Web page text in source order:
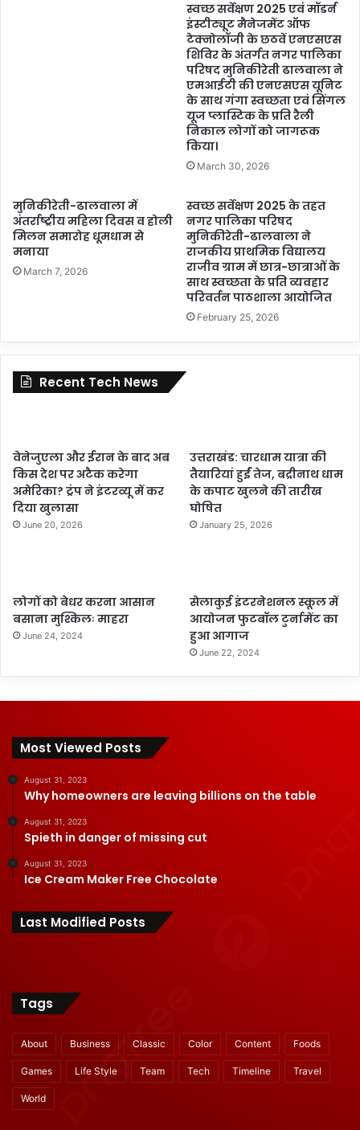
स्वच्छ सर्वेक्षण 2025 एवं मॉडर्न
इंस्टीट्यूट मैनेजमेंट ऑफ
टेक्नोलॉजी के छठवें एनएसएस
शिविर के अंतर्गत नगर पालिका
परिषद मुनिकीरेती ढालवाला ने
एमआईटी की एनएसएस यूनिट
के साथ गंगा स्वच्छता एवं सिंगल
यूज प्लास्टिक के प्रति रैली
निकाल लोगों को जागरूक
किया।
March 30, 2026
मुनिकीरेती-ढालवाला में
अंतर्राष्ट्रीय महिला दिवस व होली
मिलन समारोह धूमधाम से
मनाया
March 7, 2026
स्वच्छ सर्वेक्षण 2025 के तहत
नगर पालिका परिषद
मुनिकीरेती-ढालवाला ने
राजकीय प्राथमिक विद्यालय
राजीव ग्राम में छात्र-छात्राओं के
साथ स्वच्छता के प्रति व्यवहार
परिवर्तन पाठशाला आयोजित
February 25, 2026
Recent Tech News
वेनेजुएला और ईरान के बाद अब
किस देश पर अटैक करेगा
अमेरिका? ट्रंप ने इंटरव्यू में कर
दिया खुलासा
June 20, 2026
उत्तराखंड: चारधाम यात्रा की
तैयारियां हुईं तेज, बद्रीनाथ धाम
के कपाट खुलने की तारीख
घोषित
January 25, 2026
लोगों को बेधर करना आसान
बसाना मुश्किलः माहरा
June 24, 2024
सेलाकुई इंटरनेशनल स्कूल में
आयोजन फुटबॉल टुर्नामेंट का
हुआ आगाज
June 22, 2024
Most Viewed Posts
August 31, 2023
Why homeowners are leaving billions on the table
August 31, 2023
Spieth in danger of missing cut
August 31, 2023
Ice Cream Maker Free Chocolate
Last Modified Posts
Tags
About Business Classic Color Content Foods
Games Life Style Team Tech Timeline Travel
World